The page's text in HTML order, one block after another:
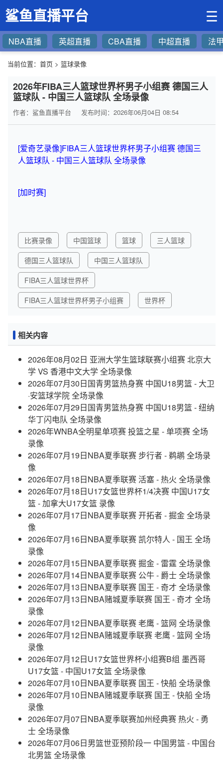
鲨鱼直播平台 ☰
NBA直播 英超直播 CBA直播 中超直播 法
当前位置： 首页 > 篮球录像
2026年FIBA三人篮球世界杯男子小组赛 德国三人
篮球队 - 中国三人篮球队 全场录像
作者：鲨鱼直播平台 发布时间：2026年06月04日 08:54
[爱奇艺录像]FIBA三人篮球世界杯男子小组赛 德国三
人篮球队 - 中国三人篮球队 全场录像
[加时赛]
比赛录像 中国篮球 篮球
三人篮球
德国三人篮球队
中国三人篮球队
FIBA三人篮球世界杯
FIBA三人篮球世界杯男子小组赛
世界杯
相关内容
2026年08月02日 亚洲大学生篮球联赛小组赛 北京大
学 VS 香港中文大学 全场录像
2026年07月30日国青男篮热身赛 中国U18男篮 - 大卫
·安篮球学院 全场录像
2026年07月29日国青男篮热身赛 中国U18男篮 - 纽纳
华丁闪电队 全场录像
2026年WNBA全明星单项赛 投篮之星 - 单项赛 全场
录像
2026年07月19日NBA夏季联赛 步行者 - 鹈鹕 全场录
像
2026年07月18日NBA夏季联赛 活塞 - 热火 全场录像
2026年07月18日U17女篮世界杯1/4决赛 中国U17女
篮 - 加拿大U17女篮 录像
2026年07月17日NBA夏季联赛 开拓者 - 掘金 全场录
像
2026年07月16日NBA夏季联赛 凯尔特人 - 国王 全场
录像
2026年07月15日NBA夏季联赛 掘金 - 雷霆 全场录像
2026年07月14日NBA夏季联赛 公牛 - 爵士 全场录像
2026年07月13日NBA夏季联赛 国王 - 奇才 全场录像
2026年07月13日NBA赌城夏季联赛 国王 - 奇才 全场
录像
2026年07月12日NBA夏季联赛 老鹰 - 篮网 全场录像
2026年07月12日NBA赌城夏季联赛 老鹰 - 篮网 全场
录像
2026年07月12日U17女篮世界杯小组赛B组 墨西哥
U17女篮 - 中国U17女篮 全场录像
2026年07月10日NBA夏季联赛 国王 - 快船 全场录像
2026年07月10日NBA赌城夏季联赛 国王 - 快船 全场
录像
2026年07月07日NBA夏季联赛加州经典赛 热火 - 勇
士 全场录像
2026年07月06日男篮世亚预阶段一 中国男篮 - 中国台
北男篮 全场录像